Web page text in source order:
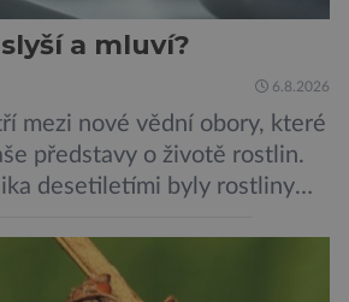
a mluví?
6.8.2026
mezi nové vědní obory, které
představy o životě rostlin.
desetiletími byly rostliny
změny prostředí. Moderní
že skutečnost je mnohem